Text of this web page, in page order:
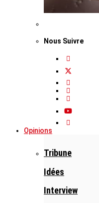
Nous Suivre
Opinions
Tribune
Idées
Interview